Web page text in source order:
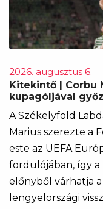
2026. augusztus 6.
Kitekintő | Corbu
kupagóljával
A Székelyföld
Marius szerezte a
este az UEFA
fordulójában, így a
előnyből várhatja
lengyelországi